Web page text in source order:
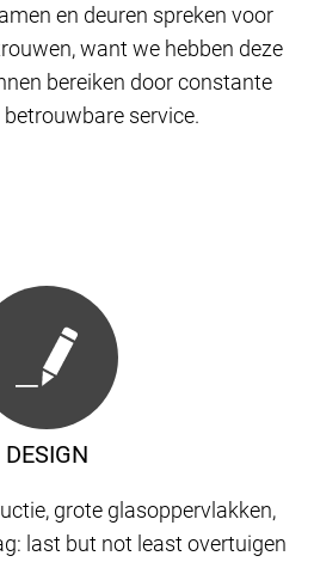
en deuren spreken voor
want we hebben deze
bereiken door constante
service.
DESIGN
grote glasoppervlakken,
last but not least overtuigen